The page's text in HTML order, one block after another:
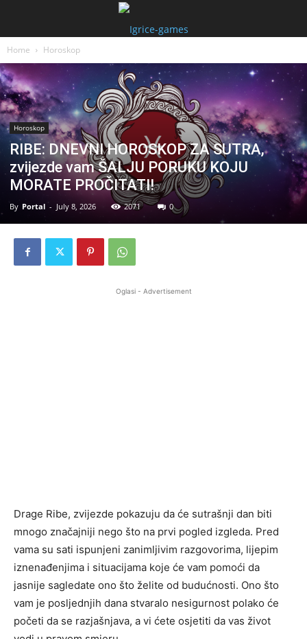
Home Horoskop
Horoskop
RIBE: DNEVNI HOROSKOP ZA SUTRA,
zvijezde vam ŠALJU PORUKU KOJU
MORATE PROČITATI!
By Portal - July 8, 2026 2071 0
Oglasi - Advertisement
Drage Ribe, zvijezde pokazuju da će sutrašnji dan biti
mnogo značajniji nego što na prvi pogled izgleda. Pred
vama su sati ispunjeni zanimljivim razgovorima, lijepim
iznenađenjima i situacijama koje će vam pomoći da
jasnije sagledate ono što želite od budućnosti. Ono što
vam je posljednjih dana stvaralo nesigurnost polako će
početi da se razjašnjava, a vi ćete osjetiti da vas život